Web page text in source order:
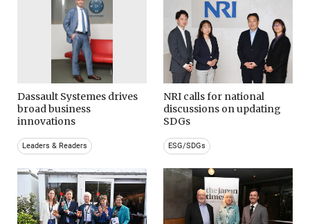
Dassault Systemes drives
broad business
innovations
Leaders & Readers
NRI calls for national
discussions on updating
SDGs
ESG/SDGs